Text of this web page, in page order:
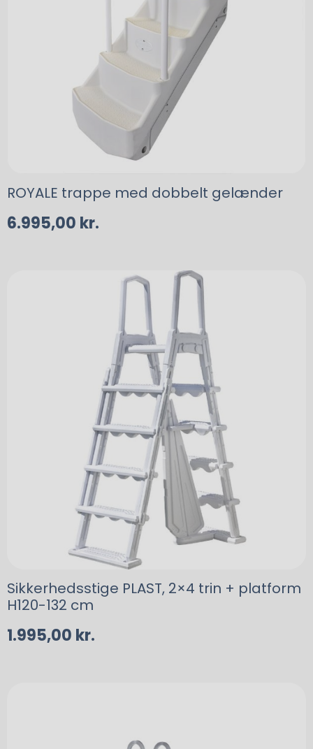
ROYALE trappe med dobbelt gelænder
6.995,00 kr.
Sikkerhedsstige PLAST, 2×4 trin + platform
H120-132 cm
1.995,00 kr.